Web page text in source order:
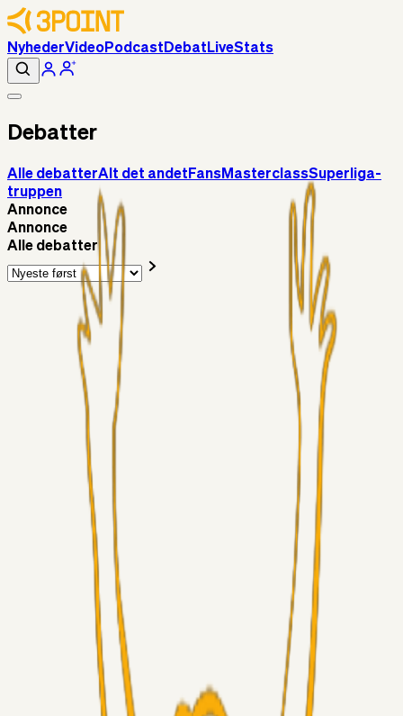
NyhederVideoPodcast Debat LiveStats
Debatter
Alle debatterAlt det andet FansMasterclassSuperliga-
truppen
Annonce
Annonce
Alle debatter
Superliga-truppen
Chrisdinho883 timer siden
Frederik Alves
Alt det andet
RasmusStephansen
Brøndby´s Nye Hold – Oprustningen Er Markant……!
Superliga-truppen
Sorteslyngel
Så gælder det Horsens
Alt det andet
3Point_Udviklere
3Point hjemmeside opdateringer - August
Chrisdinho88 06. aug. 2026
Horsens - Brøndby billet
Alt det andet
Chrisdinho88 05. aug. 2026
Bange anelser